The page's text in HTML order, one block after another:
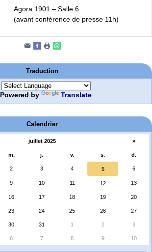
Agora 1901 – Salle 6
(avant conférence de presse 11h)
Traduction
Powered by Translate
Calendrier
juillet 2025 »
m. j. v. s. d.
2 3 4 5 6
9 10 11 12 13
16 17 18 19 20
23 24 25 26 27
30 31 1 2 3
6 7 8 9 10